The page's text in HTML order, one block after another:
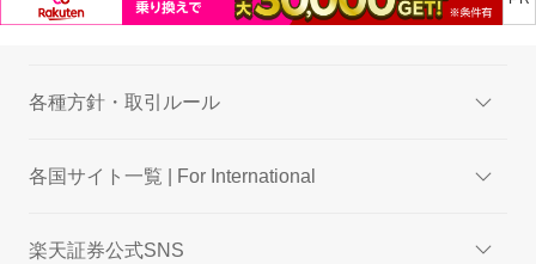
各種方針・取引ルール
各国サイト一覧 | For International
楽天証券公式SNS